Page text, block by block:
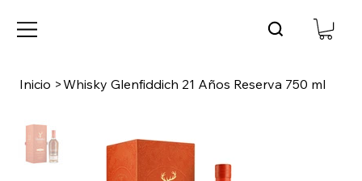
Inicio >Whisky Glenfiddich 21 Años Reserva 750 ml